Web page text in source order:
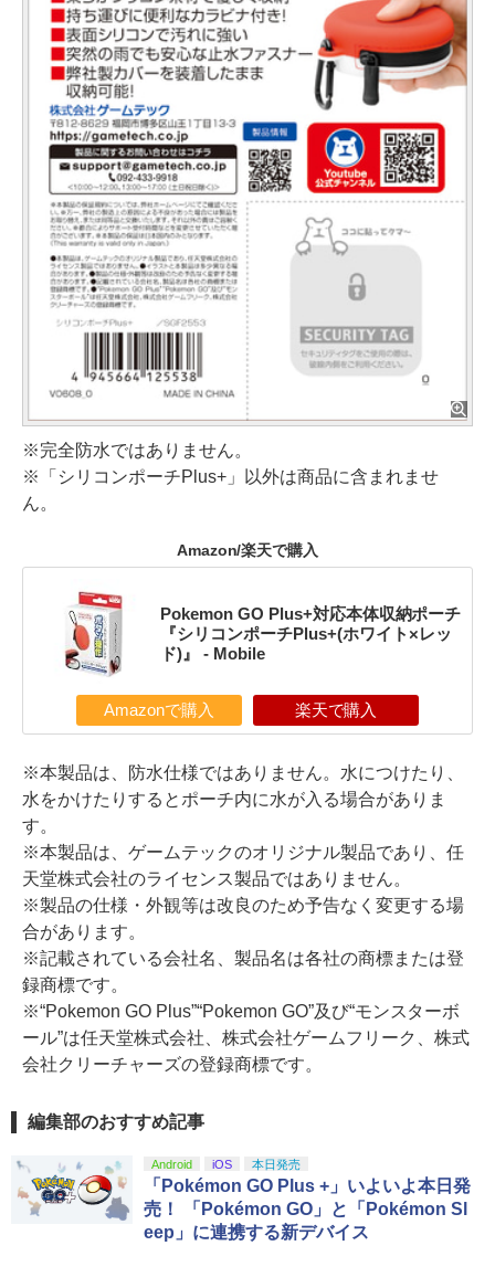
※完全防水ではありません。
※「シリコンポーチPlus+」以外は商品に含まれませ
ん。
Amazon/楽天で購入
Pokemon GO Plus+対応本体収納ポーチ
『シリコンポーチPlus+(ホワイト×レッ
ド)』 - Mobile
Amazonで購入 楽天で購入
※本製品は、防水仕様ではありません。水につけたり、
水をかけたりするとポーチ内に水が入る場合がありま
す。
※本製品は、ゲームテックのオリジナル製品であり、任
天堂株式会社のライセンス製品ではありません。
※製品の仕様・外観等は改良のため予告なく変更する場
合があります。
※記載されている会社名、製品名は各社の商標または登
録商標です。
※“Pokemon GO Plus”“Pokemon GO”及び“モンスターボ
ール”は任天堂株式会社、株式会社ゲームフリーク、株式
会社クリーチャーズの登録商標です。
編集部のおすすめ記事
Android iOS 本日発売
「Pokémon GO Plus +」いよいよ本日発
売！ 「Pokémon GO」と「Pokémon Sl
eep」に連携する新デバイス